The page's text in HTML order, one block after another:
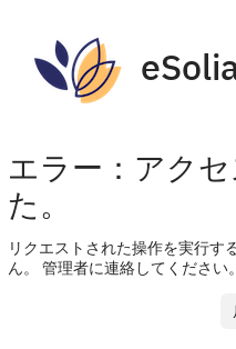
エラー：アク
た。
リクエストされた操作を実行す
ん。 管理者に連絡してください。